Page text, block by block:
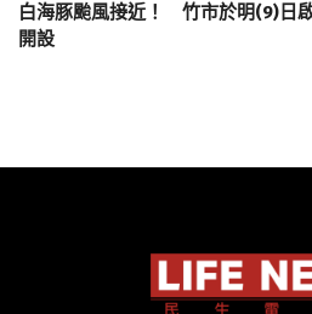
白海豚颱風接近！ 竹市於明(9)日
開設